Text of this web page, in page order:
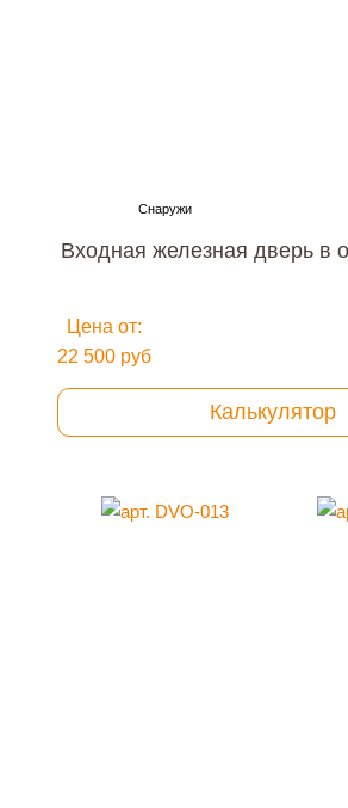
Входная железная дверь в
Цена от:
22 500 руб
Калькулятор